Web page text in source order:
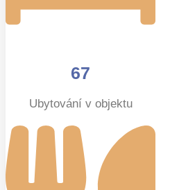
67
Ubytování v objektu